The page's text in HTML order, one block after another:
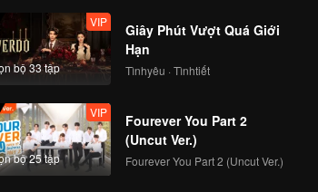
bộ 33 tập
VIP
Giây Phút Vượt Quá Giới
Hạn
Tìnhyêu · Tìnhtiết
bộ 25 tập
VIP
Fourever You Part 2
(Uncut Ver.)
Fourever You Part 2 (Uncut Ver.)